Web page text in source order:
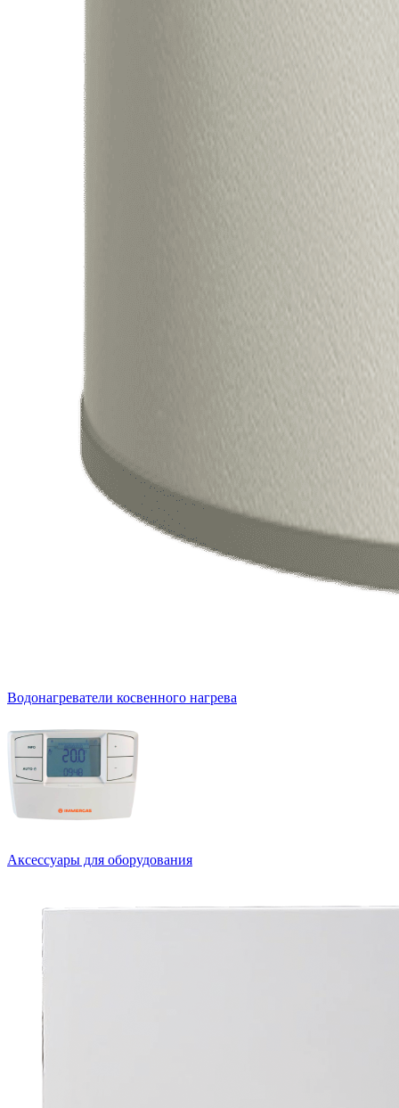
Водонагреватели косвенного нагрева
Аксессуары для оборудования